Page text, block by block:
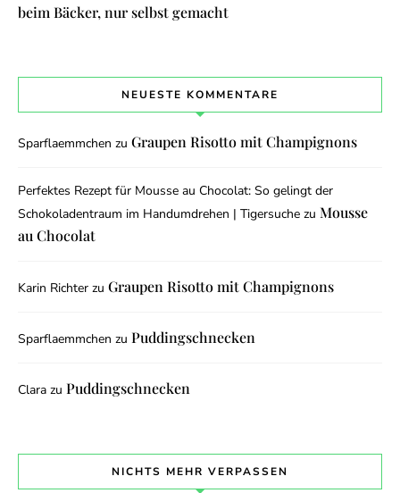
beim Bäcker, nur selbst gemacht
NEUESTE KOMMENTARE
Sparflaemmchen zu Graupen Risotto mit Champignons
Perfektes Rezept für Mousse au Chocolat: So gelingt der
Schokoladentraum im Handumdrehen | Tigersuche zu Mousse
au Chocolat
Karin Richter zu Graupen Risotto mit Champignons
Sparflaemmchen zu Puddingschnecken
Clara zu Puddingschnecken
NICHTS MEHR VERPASSEN